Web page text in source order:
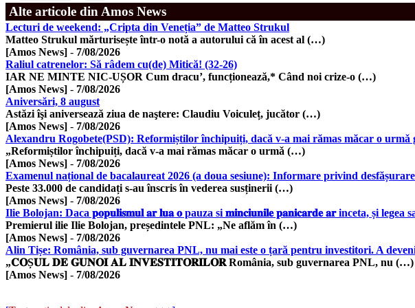
Alte articole din Amos News
Lecturi de weekend: „Cripta din Veneția” de Matteo Strukul
Matteo Strukul mărturisește într-o notă a autorului că în acest al (…)
[Amos News] - 7/08/2026
Raliul catrenelor: Să râdem cu(de) Mitică! (32-26)
IAR NE MINTE NIC-UȘOR Cum dracu’, funcționează,* Când noi crize-o (…)
[Amos News] - 7/08/2026
Aniversări, 8 august
Astăzi îşi aniversează ziua de naştere: Claudiu Voiculeț, jucător (…)
[Amos News] - 7/08/2026
Alexandru Rogobete(PSD): Reformiștilor închipuiți, dacă v-a mai rămas măcar o urmǎ
„Reformiștilor închipuiți, dacă v-a mai rămas măcar o urmǎ (…)
[Amos News] - 7/08/2026
Examenul național de bacalaureat 2026 (a doua sesiune): Informare privind
Peste 33.000 de candidați s-au înscris în vederea susținerii (…)
[Amos News] - 7/08/2026
Ilie Bolojan: Daca 𝐩𝐨𝐩𝐮𝐥𝐢𝐬𝐦𝐮𝐥 𝐚𝐫 𝐥𝐮𝐚 𝐨 pauza si 𝐦𝐢𝐧𝐜𝐢𝐮𝐧𝐢𝐥𝐞 𝐩𝐚𝐧𝐢𝐜𝐚𝐫𝐝𝐞 𝐚𝐫 inceta, și
Premierul ilie Ilie Bolojan, președintele PNL: „Ne aflăm în (…)
[Amos News] - 7/08/2026
Alin Tișe: România, sub guvernarea PNL, nu mai este o țară pentru investitori. A
„𝐂𝐎Ș𝐔𝐋 𝐃𝐄 𝐆𝐔𝐍𝐎𝐈 𝐀𝐋 𝐈𝐍𝐕𝐄𝐒𝐓𝐈𝐓𝐎𝐑𝐈𝐋𝐎𝐑 România, sub guvernarea PNL, nu (…)
[Amos News] - 7/08/2026